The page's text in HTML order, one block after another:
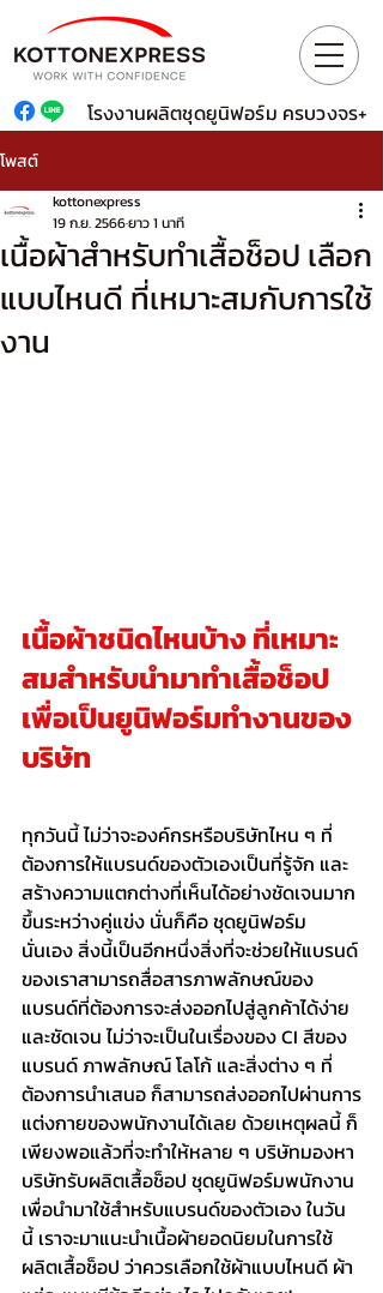
โรงงานผลิตชุดยูนิฟอร์ม ครบวงจร+
โพสต์
เนื้อผ้าสำหรับทำเสื้อช็อป เลือก
แบบไหนดี ที่เหมาะสมกับการใช้
งาน
kottonexpress
19 ก.ย. 2566ยาว 1 นาที
เนื้อผ้าชนิดไหนบ้าง ที่เหมาะ
สมสำหรับนำมาทำเสื้อช็อป
เพื่อเป็นยูนิฟอร์มทำงานของ
บริษัท
ทุกวันนี้ ไม่ว่าจะองค์กรหรือบริษัทไหน ๆ ที่
ต้องการให้แบรนด์ของตัวเองเป็นที่รู้จัก และ
สร้างความแตกต่างที่เห็นได้อย่างชัดเจนมาก
ขึ้นระหว่างคู่แข่ง นั่นก็คือ ชุดยูนิฟอร์ม
นั่นเอง สิ่งนี้เป็นอีกหนึ่งสิ่งที่จะช่วยให้แบรนด์
ของเราสามารถสื่อสารภาพลักษณ์ของ
แบรนด์ที่ต้องการจะส่งออกไปสู่ลูกค้าได้ง่าย
และชัดเจน ไม่ว่าจะเป็นในเรื่องของ CI สีของ
แบรนด์ ภาพลักษณ์ โลโก้ และสิ่งต่าง ๆ ที่
ต้องการนำเสนอ ก็สามารถส่งออกไปผ่านการ
แต่งกายของพนักงานได้เลย ด้วยเหตุผลนี้ ก็
เพียงพอแล้วที่จะทำให้หลาย ๆ บริษัทมองหา
บริษัทรับผลิตเสื้อช็อป ชุดยูนิฟอร์มพนักงาน
เพื่อนำมาใช้สำหรับแบรนด์ของตัวเอง ในวัน
นี้ เราจะมาแนะนำเนื้อผ้ายอดนิยมในการใช้
ผลิตเสื้อช็อป ว่าควรเลือกใช้ผ้าแบบไหนดี ผ้า